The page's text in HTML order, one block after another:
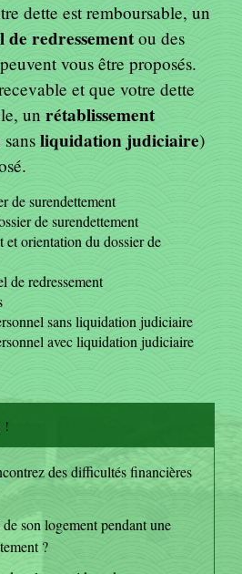
dette est remboursable, un
redressement ou des
peuvent vous être proposés.
et que votre dette
un rétablissement
liquidation judiciaire)
de surendettement
de surendettement
et orientation du dossier de
de redressement
sans liquidation judiciaire
avec liquidation judiciaire
!
des difficultés financières
son logement pendant une
?